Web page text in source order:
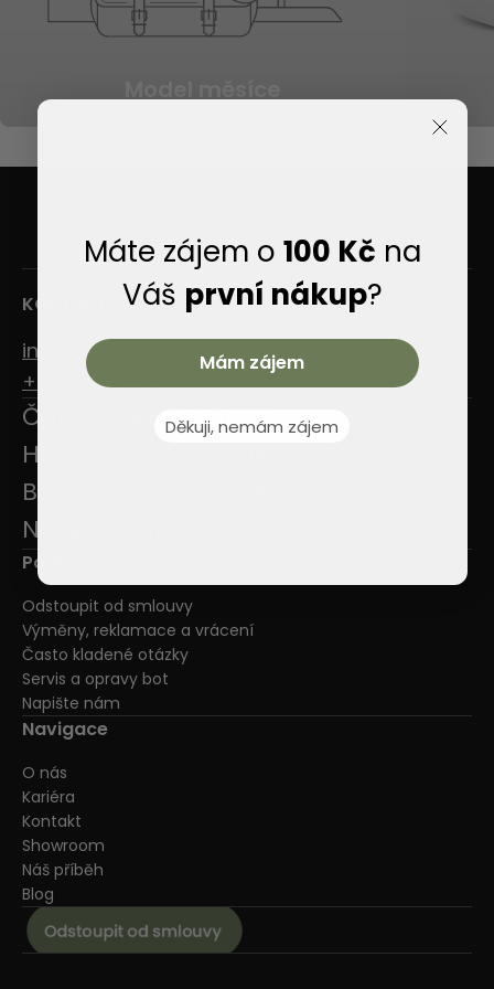
KONTAKTY
info@jancarikshoes.cz
+420 737 148 295
Často kladené otázky
Hodnocení zákazníků
Boty s vlastním logem
Naše showroomy
Podpora
Odstoupit od smlouvy
Výměny, reklamace a vrácení
Často kladené otázky
Servis a opravy bot
Napište nám
Navigace
O nás
Kariéra
Kontakt
Showroom
Náš příběh
Blog
Máte zájem o 100 Kč na
Váš první nákup?
Mám zájem
Děkuji, nemám zájem